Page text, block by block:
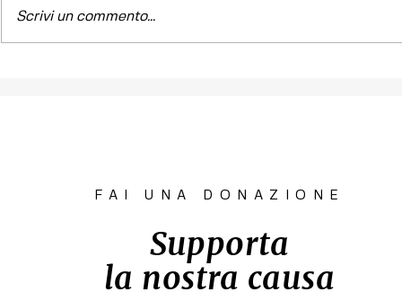
Scrivi un commento...
FAI UNA DONAZIONE
Supporta
la nostra causa